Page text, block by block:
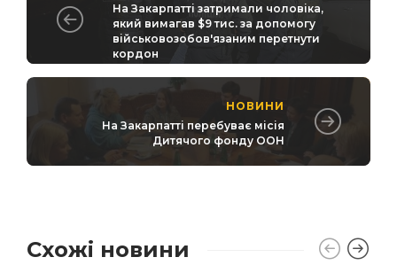
На Закарпатті затримали чоловіка,
який вимагав $9 тис. за допомогу
військовозобов'язаним перетнути
кордон
НОВИНИ
На Закарпатті перебуває місія
Дитячого фонду ООН
Схожі новини